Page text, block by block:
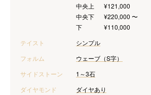
中央上
¥121,000
中央下
¥220,000 〜
下
¥110,000
テイスト
シンプル
フォルム
ウェーブ（S字）
サイドストーン
1～3石
ダイヤモンド
ダイヤあり